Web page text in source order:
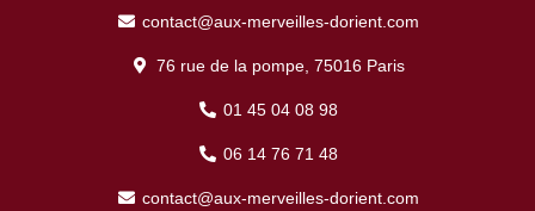
contact@aux-merveilles-dorient.com
76 rue de la pompe, 75016 Paris
01 45 04 08 98
06 14 76 71 48
contact@aux-merveilles-dorient.com